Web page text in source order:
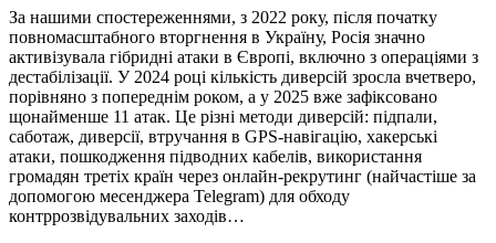
За нашими спостереженнями, з 2022 року, після початку
повномасштабного вторгнення в Україну, Росія значно
активізувала гібридні атаки в Європі, включно з операціями з
дестабілізації. У 2024 році кількість диверсій зросла вчетверо,
порівняно з попереднім роком, а у 2025 вже зафіксовано
щонайменше 11 атак. Це різні методи диверсій: підпали,
саботаж, диверсії, втручання в GPS-навігацію, хакерські
атаки, пошкодження підводних кабелів, використання
громадян третіх країн через онлайн-рекрутинг (найчастіше за
допомогою месенджера Telegram) для обходу
контррозвідувальних заходів…